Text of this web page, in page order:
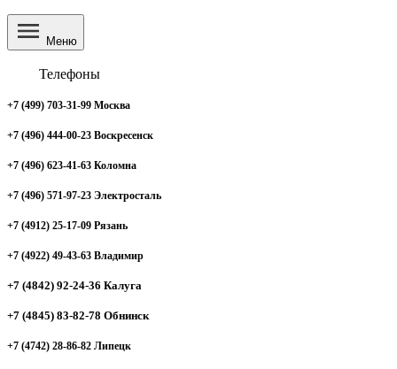
Меню
Телефоны
+7 (499) 703-31-99 Москва
+7 (496) 444-00-23 Воскресенск
+7 (496) 623-41-63 Коломна
+7 (496) 571-97-23 Электросталь
+7 (4912) 25-17-09 Рязань
+7 (4922) 49-43-63 Владимир
+7 (4842) 92-24-36 Калуга
+7 (4845) 83-82-78 Обнинск
+7 (4742) 28-86-82 Липецк